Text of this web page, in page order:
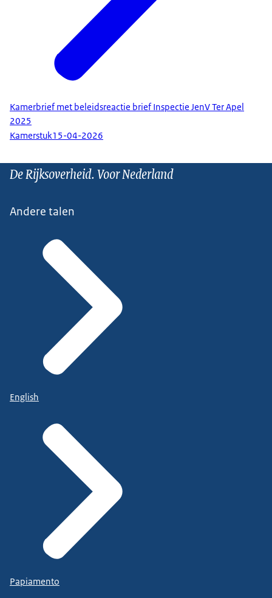
Kamerbrief met beleidsreactie brief Inspectie JenV Ter Apel
2025
Kamerstuk15-04-2026
De Rijksoverheid. Voor Nederland
Andere talen
English
Papiamento